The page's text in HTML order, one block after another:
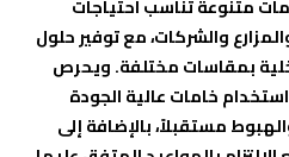
متنوعة تناسب احتياجات
والشركات، مع توفير حلول
بمقاسات مختلفة. ويحرص
خامات عالية الجودة
مستقبلاً، بالإضافة إلى